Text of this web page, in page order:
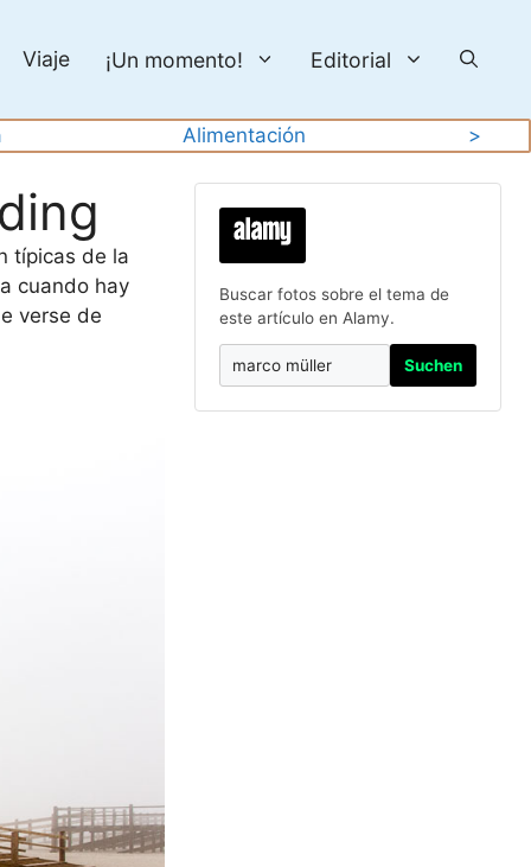
Viaje ¡Un momento! Editorial
Alimentación >
típicas de la
cuando hay
verse de
Buscar fotos sobre el tema de
este artículo en Alamy.
Suchen